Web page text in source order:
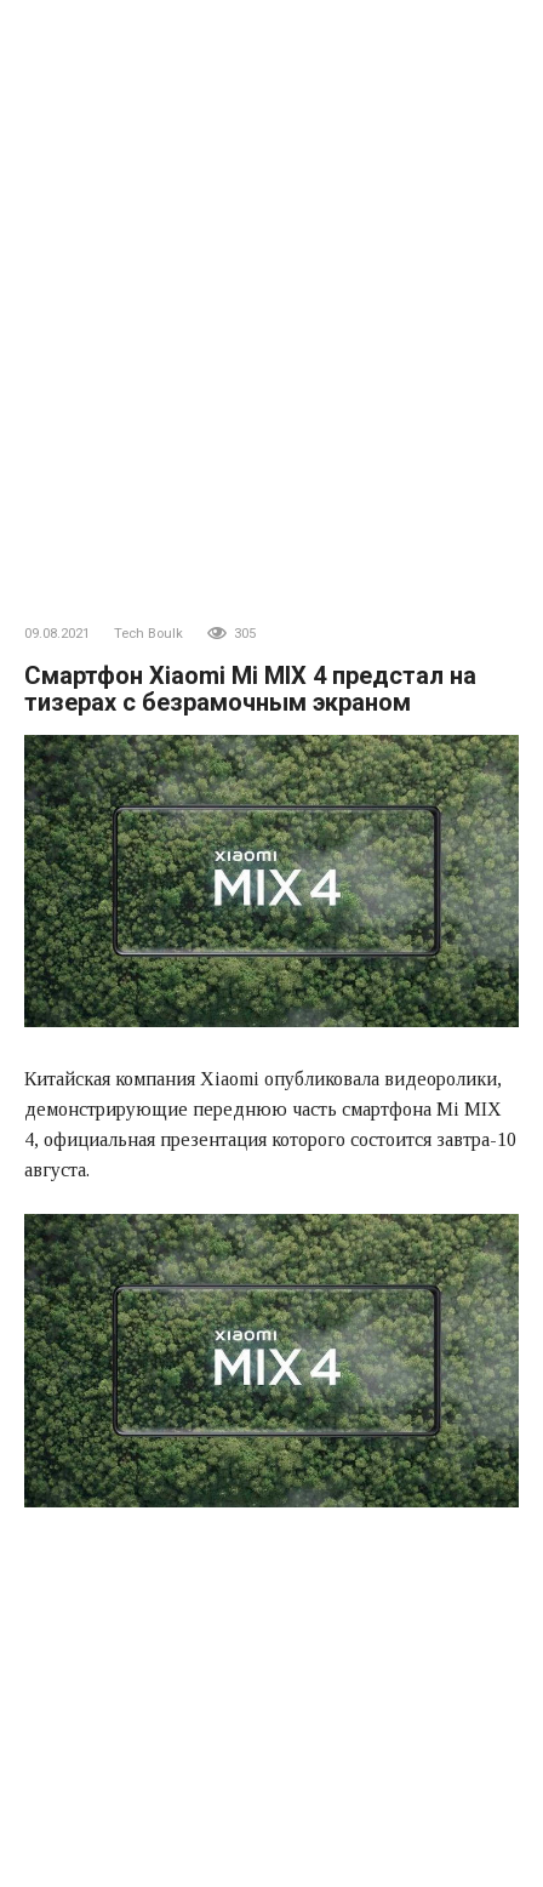
09.08.2021 Tech Boulk 305
Смартфон Xiaomi Mi MIX 4 предстал на
тизерах с безрамочным экраном
Китайская компания Xiaomi опубликовала видеоролики,
демонстрирующие переднюю часть смартфона Mi MIX
4, официальная презентация которого состоится завтра-10
августа.